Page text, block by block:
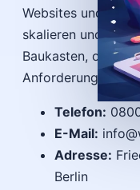
Websites und
skalieren und
Baukasten, ohne
Anforderungen
Telefon:
E-Mail:
Adresse:
Berlin